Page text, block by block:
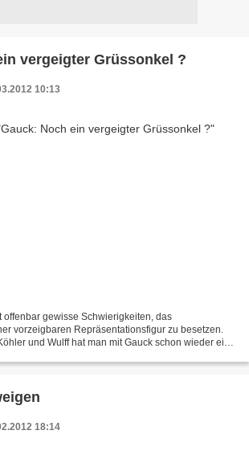
vergeigter Grüssonkel ?
10:13
offenbar gewisse Schwierigkeiten, das
vorzeigbaren Repräsentationsfigur zu besetzen.
und Wulff hat man mit Gauck schon wieder eine
18:14